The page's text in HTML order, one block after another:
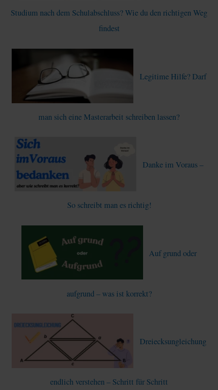
Studium nach dem Schulabschluss? Wie du den richtigen Weg
findest
Legitime Hilfe? Darf
man sich eine Masterarbeit schreiben lassen?
Danke im Voraus –
So schreibt man es richtig!
Auf grund oder
aufgrund – was ist korrekt?
Dreiecksungleichung
endlich verstehen – Schritt für Schritt